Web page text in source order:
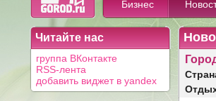
Бизнес
Читайте нас
группа ВКонтакте
RSS-лента
добавить виджет в yandex